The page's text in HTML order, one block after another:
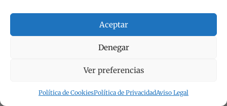
Aceptar
Denegar
Ver preferencias
Política de CookiesPolítica de PrivacidadAviso Legal
el 16 de julio de 2024 a las 21:04
prepararla este fin de semana.
Me gustaría saber si la levadura que utilizas en